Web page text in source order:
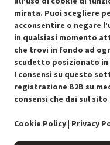
Condizioni generali di
mirata. Puoi scegliere
acconsentire o negare
in qualsiasi momento
che trovi in fondo ad
scudetto posizionato in
I consensi su questo
registrazione B2B su
consensi che dai sul
Cookie Policy| Privacy